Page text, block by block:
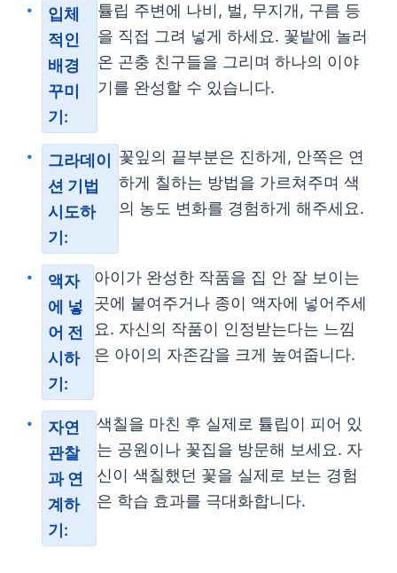
입체
적인
배경
꾸미
기:
튤립 주변에 나비, 벌, 무지개, 구름 등
을 직접 그려 넣게 하세요. 꽃밭에 놀러
온 곤충 친구들을 그리며 하나의 이야
기를 완성할 수 있습니다.
그라데이
션 기법
시도하
기:
꽃잎의 끝부분은 진하게, 안쪽은 연
하게 칠하는 방법을 가르쳐주며 색
의 농도 변화를 경험하게 해주세요.
액자
에 넣
어 전
시하
기:
아이가 완성한 작품을 집 안 잘 보이는
곳에 붙여주거나 종이 액자에 넣어주세
요. 자신의 작품이 인정받는다는 느낌
은 아이의 자존감을 크게 높여줍니다.
자연
관찰
과 연
계하
기:
색칠을 마친 후 실제로 튤립이 피어 있
는 공원이나 꽃집을 방문해 보세요. 자
신이 색칠했던 꽃을 실제로 보는 경험
은 학습 효과를 극대화합니다.